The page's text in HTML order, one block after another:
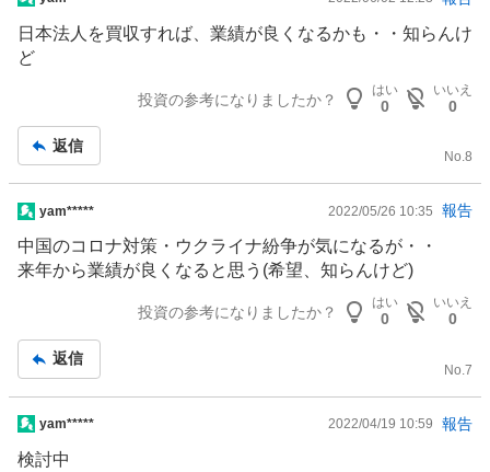
示
板
記
日本法人を買収すれば、業績が良くなるかも・・知らんけ
ど
投資の参考になりましたか？
はい
0
いいえ
0
返信
No.8
掲
示
板
記
yam***** 2022/05/26 10:35 報告
中国のコロナ対策・ウクライナ紛争が気になるが・・
来年から業績が良くなると思う(希望、知らんけど)
投資の参考になりましたか？
はい
0
いいえ
0
返信
No. 7
掲
示
yam***** 2022/04/19 10:59 報告
検討中